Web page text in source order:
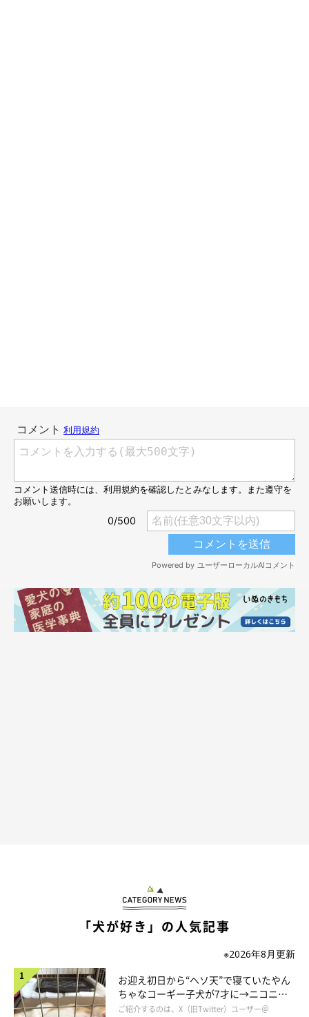
「うりゃ！」
どうやら、水風船を割る快感を覚えたみたいだ♪ ちょっと警戒
しながら、前足でちょんちょん、かわい～ッ(o´艸`)
「犬が好き」の人気記事
※2026年8月更新
お迎え初日から“ヘソ天”で寝ていたやん
ちゃなコーギー子犬が7才に→ニコニ
コ“コーギースマイル”が魅力のコに成
ご紹介するのは、X（旧Twitter）ユーザー＠